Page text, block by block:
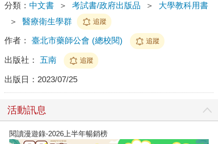
分類： 中文書 ＞ 考試書/政府出版品 ＞
大學教科用書
＞
醫療衛生學群 追蹤
作者： 臺北市藥師公會 (總校閱) 追蹤
出版社： 五南 追蹤
出版日： 2023/07/25
活動訊息
閱讀漫遊錄-2026上半年暢銷榜